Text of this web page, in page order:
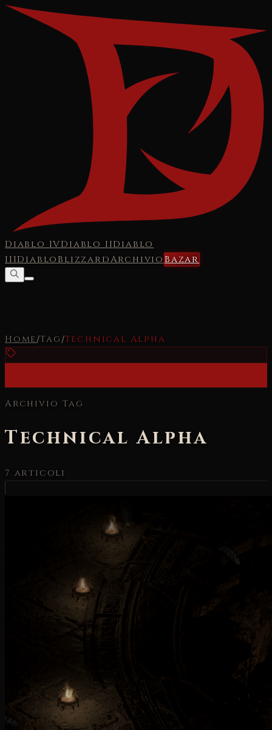
Diablo IVDiablo IIDiablo
IIIDiabloBlizzardArchivioBazar
Home/Tag /Technical Alpha
Archivio Tag
Technical Alpha
7 articoli